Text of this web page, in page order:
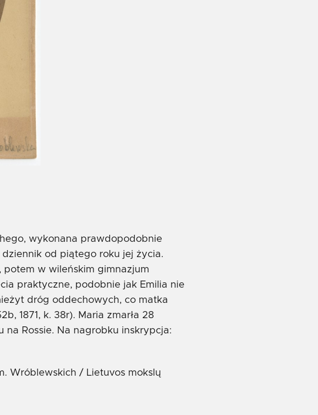
wykonana prawdopodobnie
dziennik od piątego roku jej życia.
potem w wileńskim gimnazjum
praktyczne, podobnie jak Emilia nie
dróg oddechowych, co matka
1871, k. 38r). Maria zmarła 28
na Rossie. Na nagrobku inskrypcja:
Wróblewskich / Lietuvos mokslų